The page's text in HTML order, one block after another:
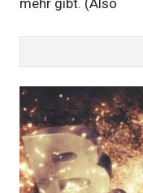
mehr gibt. (Also